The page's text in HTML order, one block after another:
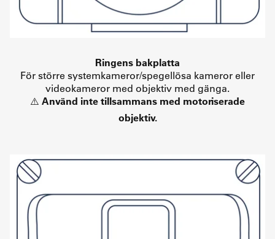
Ringens bakplatta
För större systemkameror/spegellösa kameror eller
videokameror med objektiv med gänga.
⚠️ Använd inte tillsammans med motoriserade
objektiv.